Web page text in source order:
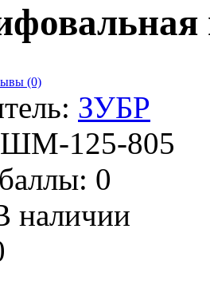
(0)
ЗУБР
125-805
0
наличии